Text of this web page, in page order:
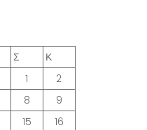
Σ
Κ
1
2
8
9
15
16